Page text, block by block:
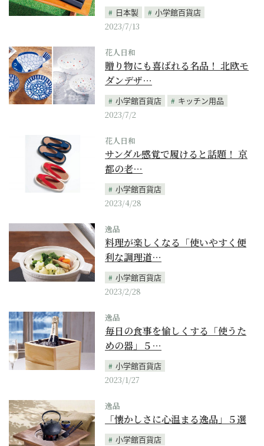
日本製
小学館百貨店
2023/7/13
花人日和
贈り物にも喜ばれる名品！ 北欧モ
ダンデザ…
小学館百貨店
キッチン用品
2023/7/2
花人日和
サンダル感覚で履けると話題！ 京
都の老…
小学館百貨店
2023/4/28
逸品
料理が楽しくなる「使いやすく便
利な調理道…
小学館百貨店
2023/2/28
逸品
毎日の食事を愉しくする「使うた
めの器」５…
小学館百貨店
2023/1/27
逸品
「懐かしさに心温まる逸品」５選
小学館百貨店